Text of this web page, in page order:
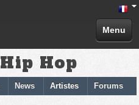
Menu
Hop
News Artistes Forums